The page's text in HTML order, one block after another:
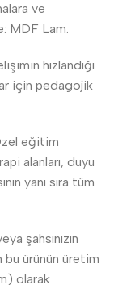
ve
MDF Lam.
hızlandığı
için pedagojik
eğitim
alanları, duyu
yanı sıra tüm
şahsınızın
bu ürünün üretim
olarak